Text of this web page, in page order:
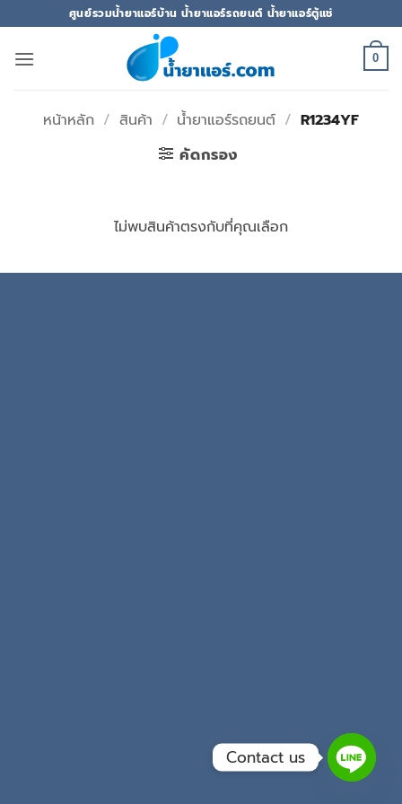
ไป
ยัง
ศูนย์รวมน้ำยาแอร์บ้าน น้ำยาแอร์รถยนต์ น้ำยาแอร์ตู้แช่
0
หน้าหลัก / สินค้า / น้ำยาแอร์รถยนต์ / R1234YF
คัดกรอง
ไม่พบสินค้าตรงกับที่คุณเลือก
Contact us